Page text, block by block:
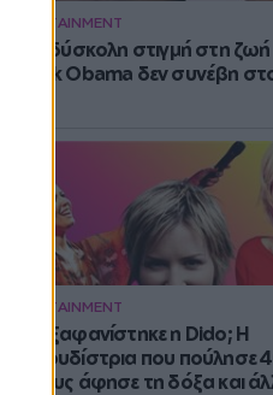
ENTERTAINMENT
Η πιο δύσκολη στιγμή στη
Barack Obama δεν συνέβη
ENTERTAINMENT
Πού εξαφανίστηκε η Dido; Η
τραγουδίστρια που πούλησε
δίσκους άφησε τη δόξα και